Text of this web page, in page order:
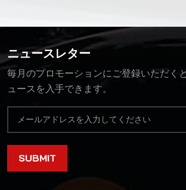
ニュースレター
毎月のプロモーションにご登録いただく
ュースを入手できます。